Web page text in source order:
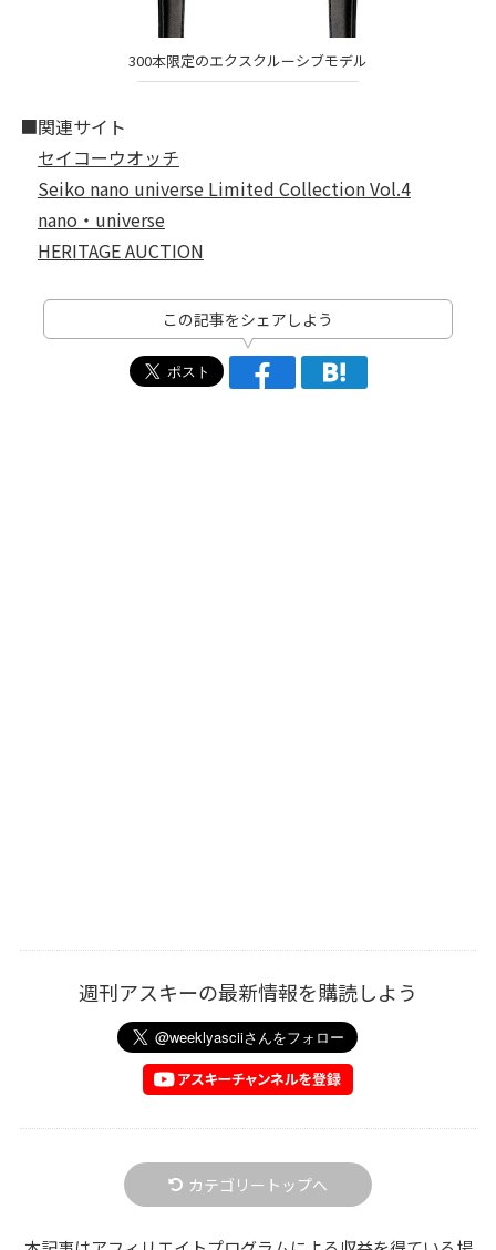
300本限定のエクスクルーシブモデル
■関連サイト
セイコーウオッチ
Seiko nano universe Limited Collection Vol.4
nano・universe
HERITAGE AUCTION
この記事をシェアしよう
週刊アスキーの最新情報を購読しよう
カテゴリートップへ